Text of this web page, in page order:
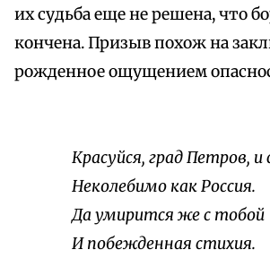
их судьба еще не решена, что
кончена. Призыв похож на
рожденное ощущением
Красуйся, град Петров, и
Неколебимо как Россия.
Да умирится же с тобой
И побежденная стихия.